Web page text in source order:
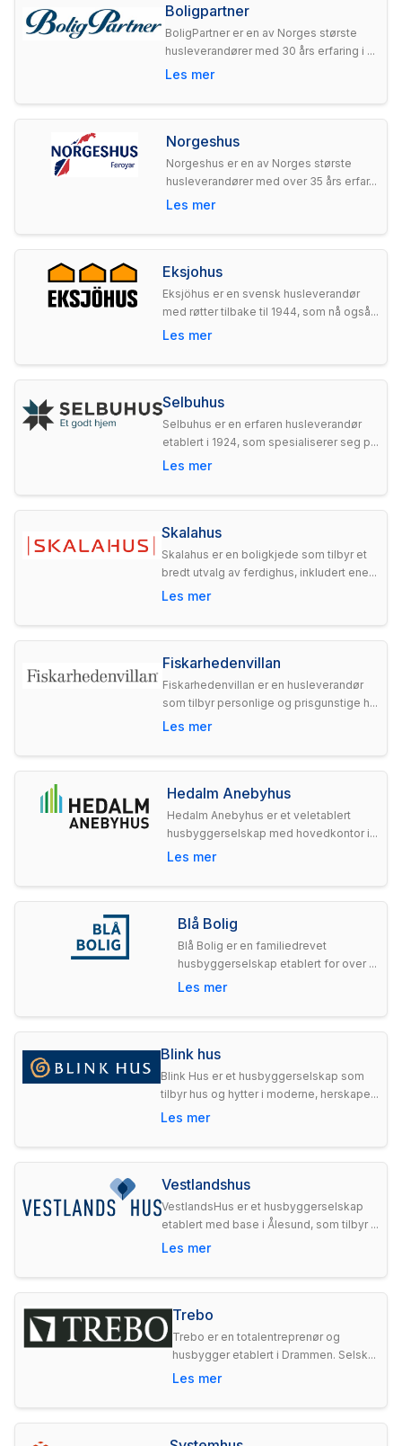
Boligpartner
BoligPartner er en av Norges største
husleverandører med 30 års erfaring i ...
Les mer
Norgeshus
Norgeshus er en av Norges største
husleverandører med over 35 års erfar...
Les mer
Eksjohus
Eksjöhus er en svensk husleverandør
med røtter tilbake til 1944, som nå også...
Les mer
Selbuhus
Selbuhus er en erfaren husleverandør
etablert i 1924, som spesialiserer seg p...
Les mer
Skalahus
Skalahus er en boligkjede som tilbyr et
bredt utvalg av ferdighus, inkludert ene...
Les mer
Fiskarhedenvillan
Fiskarhedenvillan er en husleverandør
som tilbyr personlige og prisgunstige h...
Les mer
Hedalm Anebyhus
Hedalm Anebyhus er et veletablert
husbyggerselskap med hovedkontor i...
Les mer
Blå Bolig
Blå Bolig er en familiedrevet
husbyggerselskap etablert for over ...
Les mer
Blink hus
Blink Hus er et husbyggerselskap som
tilbyr hus og hytter i moderne, herskape...
Les mer
Vestlandshus
VestlandsHus er et husbyggerselskap
etablert med base i Ålesund, som tilbyr ...
Les mer
Trebo
Trebo er en totalentreprenør og
husbygger etablert i Drammen. Selsk...
Les mer